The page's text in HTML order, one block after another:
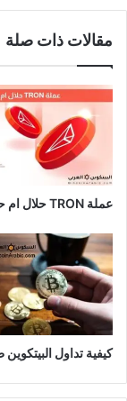
مقالات ذات صلة
عملة TRON حلال ام حرام​
كيفية تداول